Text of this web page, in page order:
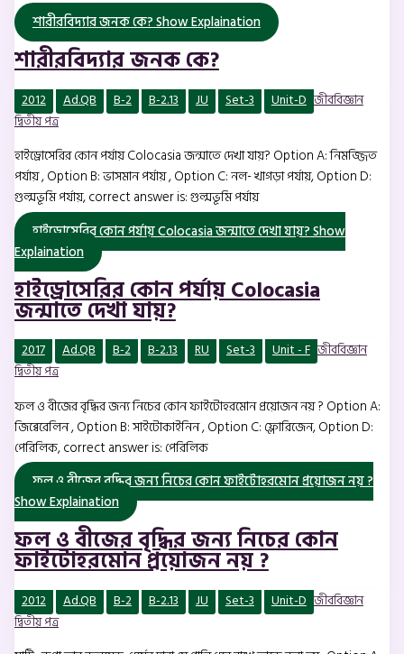
শারীরবিদ্যার জনক কে?Show Explaination
শারীরবিদ্যার জনক কে?
2012 Ad.QB B-2 B-2.13 JU Set-3 Unit-D জীববিজ্ঞান
দ্বিতীয় পত্র
হাইড্রোসেরির কোন পর্যায় Colocasia জন্মাতে দেখা যায়? Option A: নিমজ্জিত
পর্যায় , Option B: ভাসমান পর্যায় , Option C: নল- খাগড়া পর্যায়, Option D:
গুল্মভূমি পর্যায়, correct answer is: গুল্মভূমি পর্যায়
হাইড্রোসেরির কোন পর্যায় Colocasia জন্মাতে দেখা যায়?Show
Explaination
হাইড্রোসেরির কোন পর্যায় Colocasia
জন্মাতে দেখা যায়?
2017 Ad.QB B-2 B-2.13 RU Set-3 Unit - F জীববিজ্ঞান
দ্বিতীয় পত্র
ফল ও বীজের বৃদ্ধির জন্য নিচের কোন ফাইটোহরমোন প্রয়োজন নয় ? Option A:
জিব্বেরেলিন , Option B: সাইটোকাইনিন , Option C: ফ্লোরিজেন, Option D:
পেরিলিক, correct answer is: পেরিলিক
ফল ও বীজের বৃদ্ধির জন্য নিচের কোন ফাইটোহরমোন প্রয়োজন নয় ?
Show Explaination
ফল ও বীজের বৃদ্ধির জন্য নিচের কোন
ফাইটোহরমোন প্রয়োজন নয় ?
2012 Ad.QB B-2 B-2.13 JU Set-3 Unit-D জীববিজ্ঞান
দ্বিতীয় পত্র